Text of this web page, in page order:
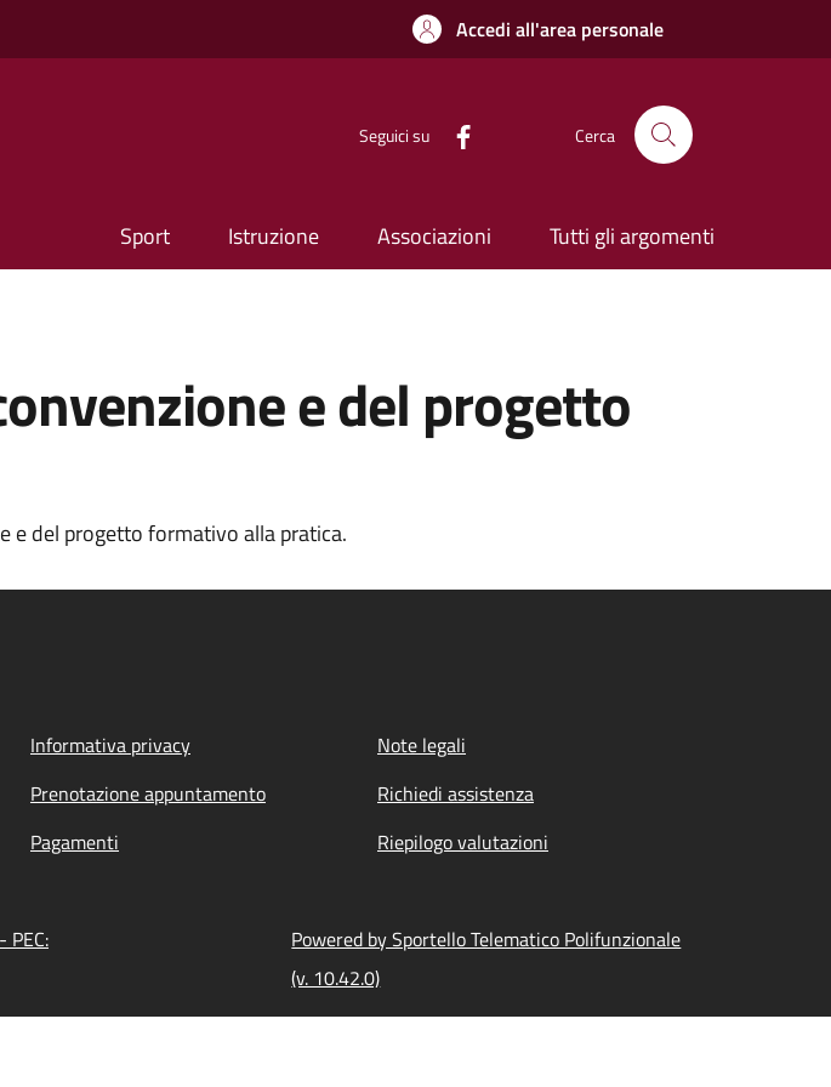
Accedi all'area personale
Seguici su Cerca
Sport Istruzione Associazioni Tutti gli argomenti
e del progetto
e del progetto formativo alla pratica.
Informativa privacy
Note legali
Prenotazione appuntamento
Richiedi assistenza
Pagamenti
Riepilogo valutazioni
Powered by Sportello Telematico Polifunzionale
(v. 10.42.0)